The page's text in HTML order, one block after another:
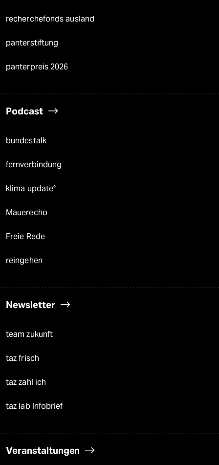
recherchefonds ausland
panterstiftung
panterpreis 2026
Podcast
bundestalk
fernverbindung
klima update°
Mauerecho
Freie Rede
reingehen
Newsletter
team zukunft
taz frisch
taz zahl ich
taz lab Infobrief
Veranstaltungen